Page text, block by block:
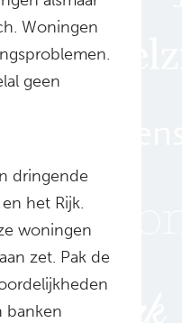
Woningen
geen
dringende
het Rijk.
woningen
zet. Pak de
banken